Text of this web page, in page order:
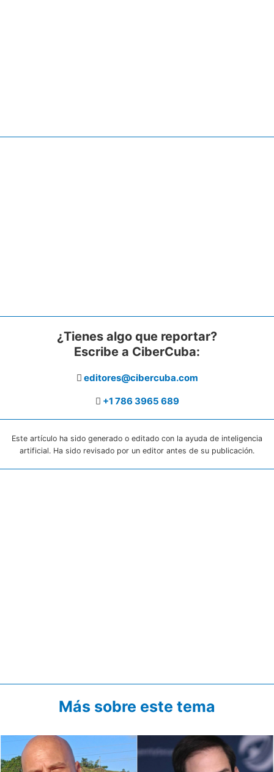
¿Tienes algo que reportar?
Escribe a CiberCuba:
editores@cibercuba.com
+1 786 3965 689
Este artículo ha sido generado o editado con la ayuda de inteligencia
artificial. Ha sido revisado por un editor antes de su publicación.
Más sobre este tema